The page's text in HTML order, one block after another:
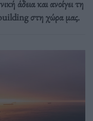
άδεια και ανοίγει τη
στη χώρα μας.